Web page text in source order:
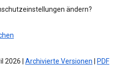
ändern?
2026 | Archivierte Versionen
PDF